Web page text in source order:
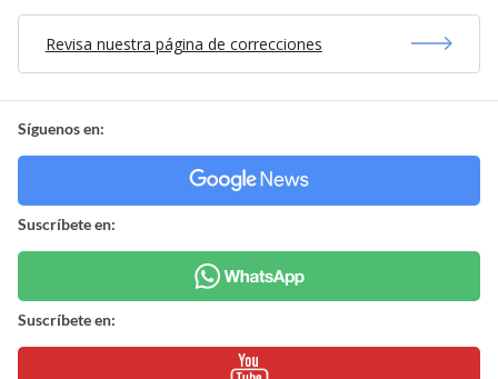
Revisa nuestra página de correcciones
Síguenos en:
Suscríbete en:
Suscríbete en: